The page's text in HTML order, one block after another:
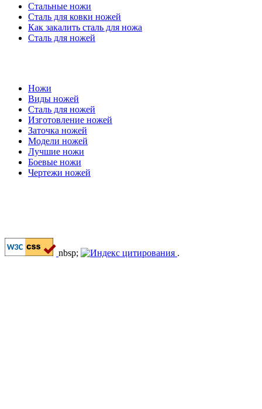
Стальные ножи
Сталь для ковки ножей
Как закалить сталь для ножа
Сталь для ножей
Ножи
Виды ножей
Сталь для ножей
Изготовление ножей
Заточка ножей
Модели ножей
Лучшие ножи
Боевые ножи
Чертежи ножей
nbsp; .